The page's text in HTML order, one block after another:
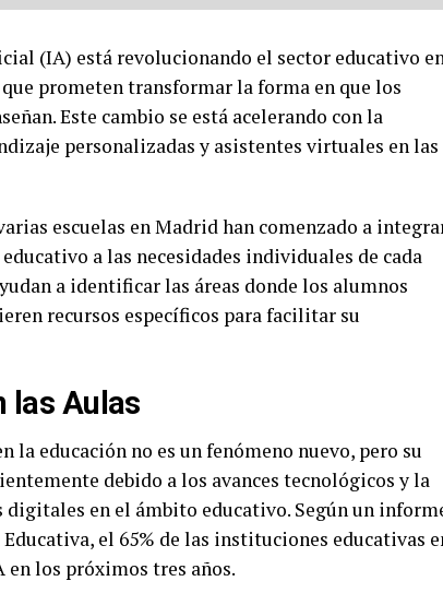
(IA) está revolucionando el sector educativo en
prometen transformar la forma en que los
Este cambio se está acelerando con la
personalizadas y asistentes virtuales en las
escuelas en Madrid han comenzado a
a las necesidades individuales de cada
a identificar las áreas donde los alumnos
recursos específicos para facilitar su
las Aulas
educación no es un fenómeno nuevo, pero su
debido a los avances tecnológicos y la
en el ámbito educativo. Según un
el 65% de las instituciones educativas
en los próximos tres años.